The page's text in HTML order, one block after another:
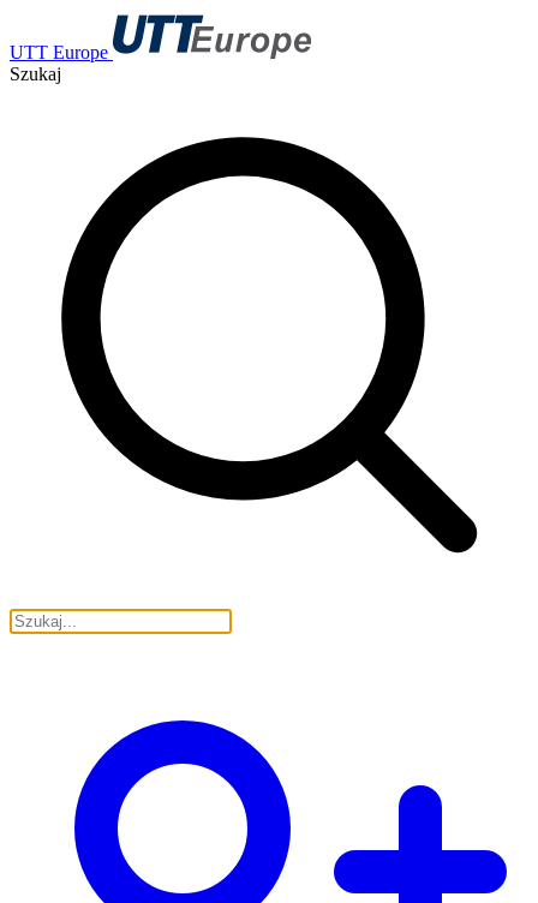
UTT Europe
Szukaj